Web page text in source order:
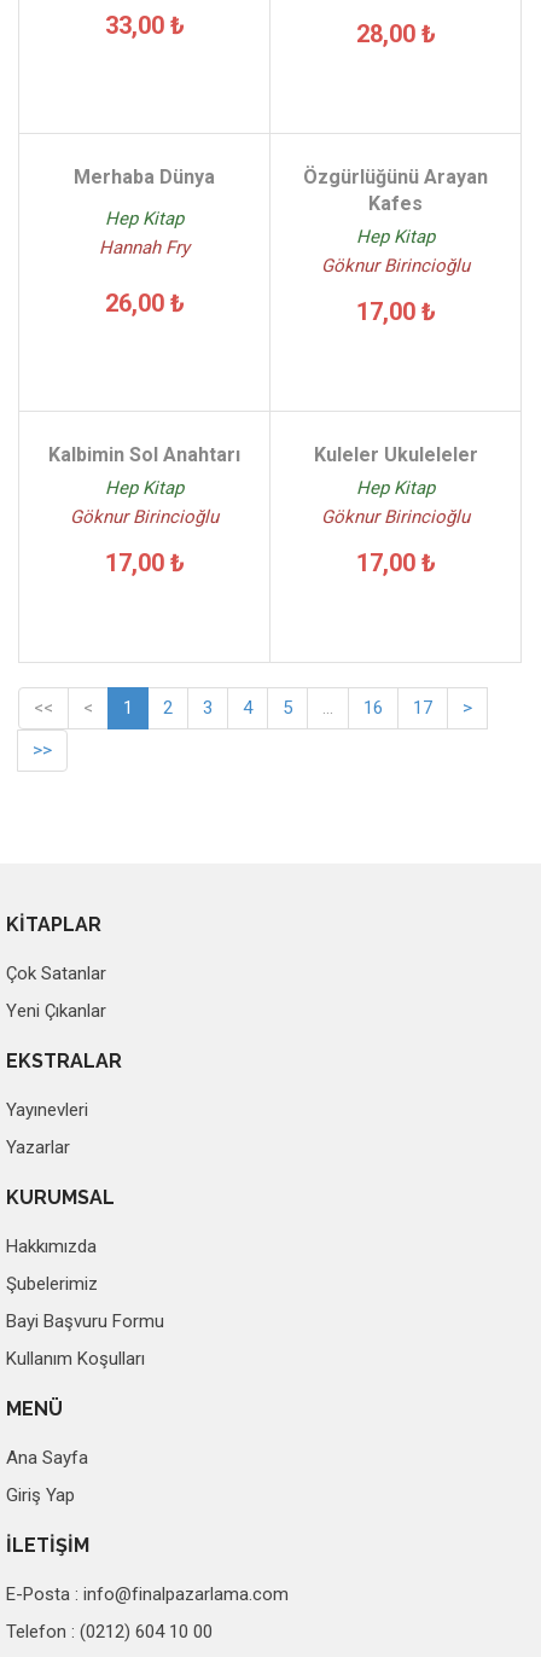
33,00 ₺ 28,00 ₺
Merhaba Dünya
Hep Kitap
Hannah Fry
26,00 ₺
Özgürlüğünü Arayan
Kafes
Hep Kitap
Göknur Birincioğlu
17,00 ₺
Kalbimin Sol Anahtarı
Hep Kitap
Göknur Birincioğlu
17,00 ₺
Kuleler Ukuleleler
Hep Kitap
Göknur Birincioğlu
17,00 ₺
<< < 1 2 3 4 5 ... 16 17
>
>>
KİTAPLAR
Çok Satanlar
Yeni Çıkanlar
EKSTRALAR
Yayınevleri
Yazarlar
KURUMSAL
Hakkımızda
Şubelerimiz
Bayi Başvuru Formu
Kullanım Koşulları
MENÜ
Ana Sayfa
Giriş Yap
İLETİŞİM
E-Posta : info@finalpazarlama.com
Telefon : (0212) 604 10 00